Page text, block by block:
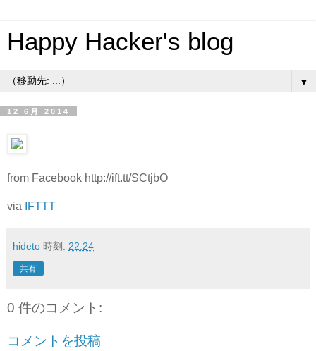
Happy Hacker's blog
▼
12 6月 2014
from Facebook http://ift.tt/SCtjbO
via IFTTT
hideto 時刻: 22:24
共有
0 件のコメント:
コメントを投稿